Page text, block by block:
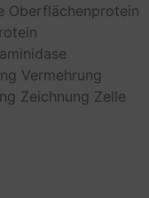
Oberflächenprotein
Vermehrung
Zeichnung Zelle